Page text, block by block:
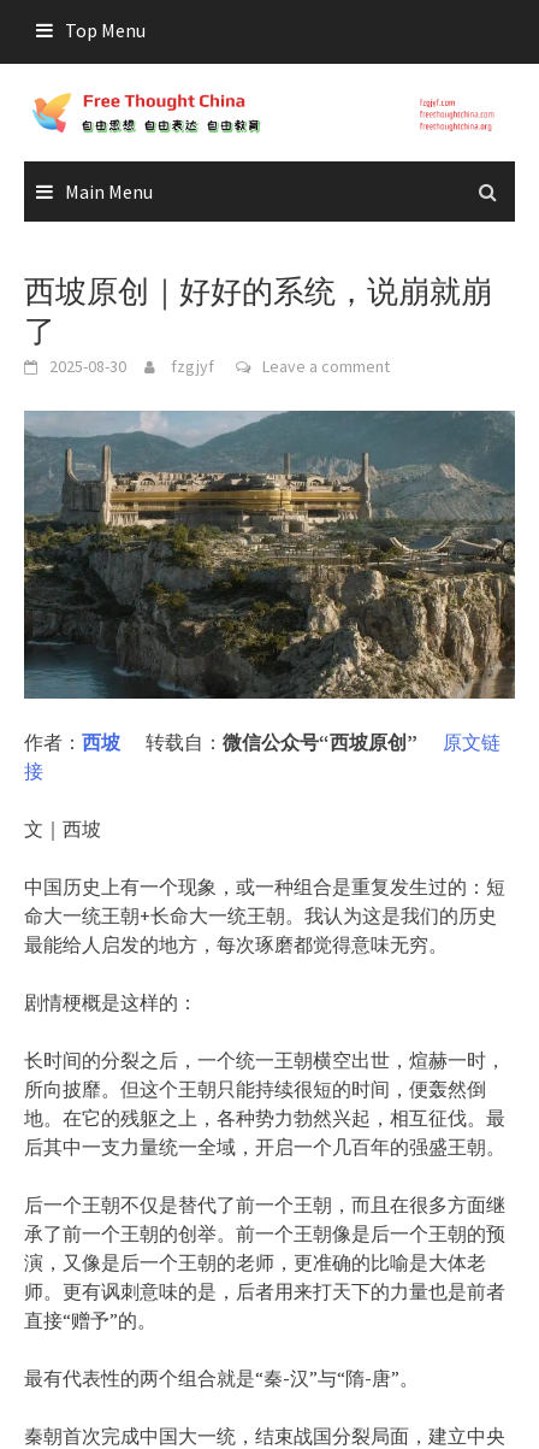
content
Top Menu
Main Menu
西坡原创｜好好的系统，说崩就崩
了
2025-08-30 fzgjyf Leave a comment
作者： 西坡 转载自： 微信公众号“西坡原创”
原文链
接
文｜西坡
中国历史上有一个现象，或一种组合是重复发生过的：短
命大一统王朝+长命大一统王朝。我认为这是我们的历史
最能给人启发的地方，每次琢磨都觉得意味无穷。
剧情梗概是这样的：
长时间的分裂之后，一个统一王朝横空出世，煊赫一时，
所向披靡。但这个王朝只能持续很短的时间，便轰然倒
地。在它的残躯之上，各种势力勃然兴起，相互征伐。最
后其中一支力量统一全域，开启一个几百年的强盛王朝。
后一个王朝不仅是替代了前一个王朝，而且在很多方面继
承了前一个王朝的创举。前一个王朝像是后一个王朝的预
演，又像是后一个王朝的老师，更准确的比喻是大体老
师。更有讽刺意味的是，后者用来打天下的力量也是前者
直接“赠予”的。
最有代表性的两个组合就是“秦-汉”与“隋-唐”。
秦朝首次完成中国大一统，结束战国分裂局面，建立中央